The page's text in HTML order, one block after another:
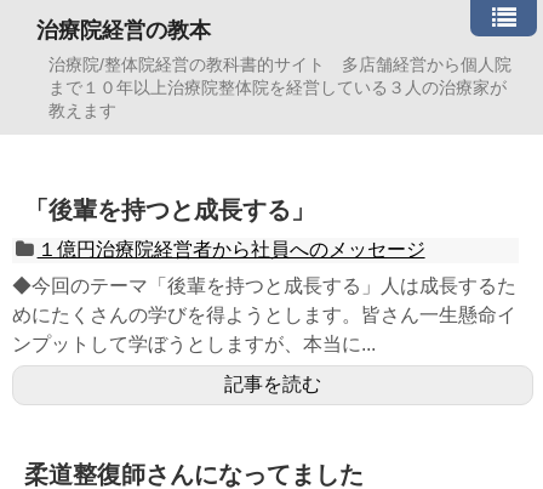
治療院経営の教本
治療院/整体院経営の教科書的サイト 多店舗経営から個人院
まで１０年以上治療院整体院を経営している３人の治療家が
教えます
「後輩を持つと成長する」
１億円治療院経営者から社員へのメッセージ
◆今回のテーマ「後輩を持つと成長する」人は成長するた
めにたくさんの学びを得ようとします。皆さん一生懸命イ
ンプットして学ぼうとしますが、本当に...
記事を読む
柔道整復師さんになってました